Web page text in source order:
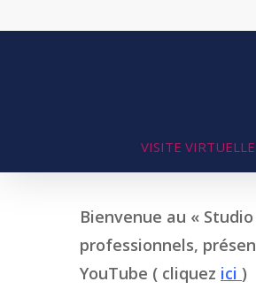
to
VISITE VIRTUELLE
Bienvenue au «
professionnels,
YouTube ( cliquez ici )